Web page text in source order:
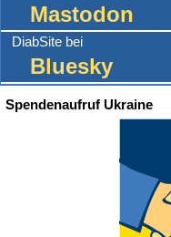
Mastodon
DiabSite bei
Bluesky
Spendenaufruf Ukraine